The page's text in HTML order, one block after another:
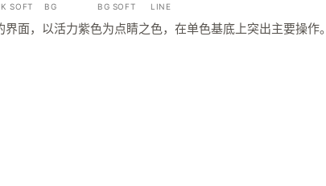
SOFT BG BG SOFT LINE
面，以活力紫色为点睛之色，在单色基底上突出主要操作。